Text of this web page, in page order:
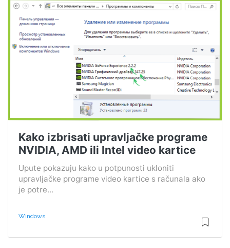
Kako izbrisati upravljačke programe
NVIDIA, AMD ili Intel video kartice
Upute pokazuju kako u potpunosti ukloniti
upravljačke programe video kartice s računala ako
je potre...
Windows